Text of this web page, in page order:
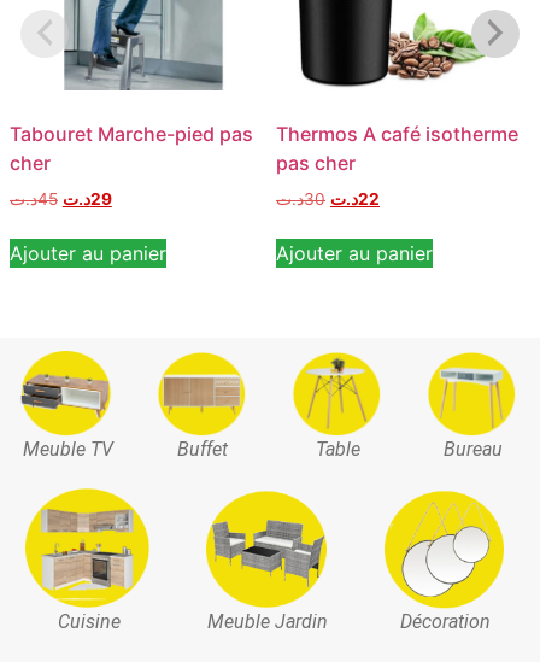
Tabouret Marche-pied pas
cher
45د.ت 29د.ت
Ajouter au panier
Thermos A café isotherme
pas cher
30د.ت 22د.ت
Ajouter au panier
Meuble TV Buffet Table Bureau
Cuisine Meuble Jardin Décoration